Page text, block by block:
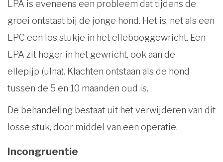
LPA is eveneens een probleem dat tijdens de
groei ontstaat bij de jonge hond. Het is, net als een
LPC een los stukje in het ellebooggewricht. Een
LPA zit hoger in het gewricht, ook aan de
ellepijp (ulna). Klachten ontstaan als de hond
tussen de 5 en 10 maanden oud is.
De behandeling bestaat uit het verwijderen van dit
losse stuk, door middel van een operatie.
Incongruentie